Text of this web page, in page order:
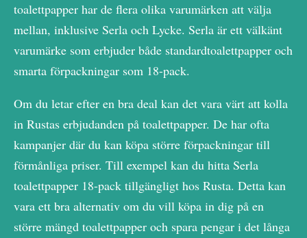
toalettpapper har de flera olika varumärken att välja
mellan, inklusive Serla och Lycke. Serla är ett välkänt
varumärke som erbjuder både standardtoalettpapper och
smarta förpackningar som 18-pack.
Om du letar efter en bra deal kan det vara värt att kolla
in Rustas erbjudanden på toalettpapper. De har ofta
kampanjer där du kan köpa större förpackningar till
förmånliga priser. Till exempel kan du hitta Serla
toalettpapper 18-pack tillgängligt hos Rusta. Detta kan
vara ett bra alternativ om du vill köpa in dig på en
större mängd toalettpapper och spara pengar i det långa